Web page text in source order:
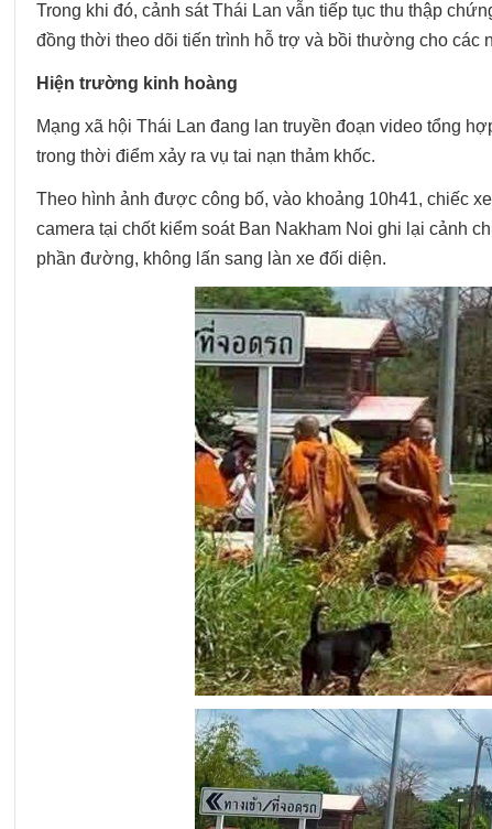
Trong khi đó, cảnh sát Thái Lan vẫn tiếp tục thu thập
đồng thời theo dõi tiến trình hỗ trợ và bồi thường cho các
Hiện trường kinh hoàng
Mạng xã hội Thái Lan đang lan truyền đoạn video tổng
trong thời điểm xảy ra vụ tai nạn thảm khốc.
Theo hình ảnh được công bố, vào khoảng 10h41, chiếc
camera tại chốt kiểm soát Ban Nakham Noi ghi lại cảnh
phần đường, không lấn sang làn xe đối diện.